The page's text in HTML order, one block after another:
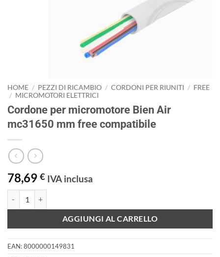
HOME / PEZZI DI RICAMBIO / CORDONI PER RIUNITI / FREE
/ MICROMOTORI ELETTRICI
Cordone per micromotore Bien Air
mc31650 mm free compatibile
78,69 € IVA inclusa
AGGIUNGI AL CARRELLO
EAN:8000000149831